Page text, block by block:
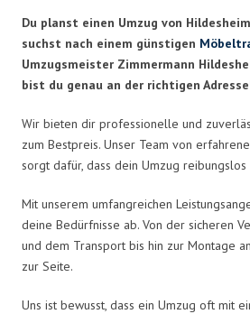
Du planst einen Umzug von
suchst nach einem günstigen
Umzugsmeister Zimmermann
bist du genau an der richtigen
Wir bieten dir professionelle und
zum Bestpreis. Unser Team von
sorgt dafür, dass dein Umzug
Mit unserem umfangreichen
deine Bedürfnisse ab. Von der sicheren
und dem Transport bis hin zur Montage
zur Seite.
Uns ist bewusst, dass ein Umzug oft mit